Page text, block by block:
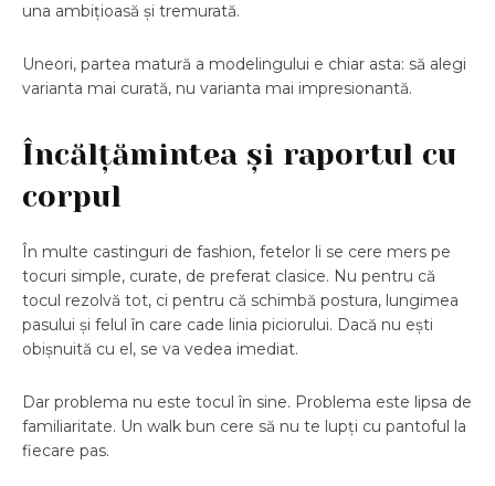
una ambițioasă și tremurată.
Uneori, partea matură a modelingului e chiar asta: să alegi
varianta mai curată, nu varianta mai impresionantă.
Încălțămintea și raportul cu
corpul
În multe castinguri de fashion, fetelor li se cere mers pe
tocuri simple, curate, de preferat clasice. Nu pentru că
tocul rezolvă tot, ci pentru că schimbă postura, lungimea
pasului și felul în care cade linia piciorului. Dacă nu ești
obișnuită cu el, se va vedea imediat.
Dar problema nu este tocul în sine. Problema este lipsa de
familiaritate. Un walk bun cere să nu te lupți cu pantoful la
fiecare pas.